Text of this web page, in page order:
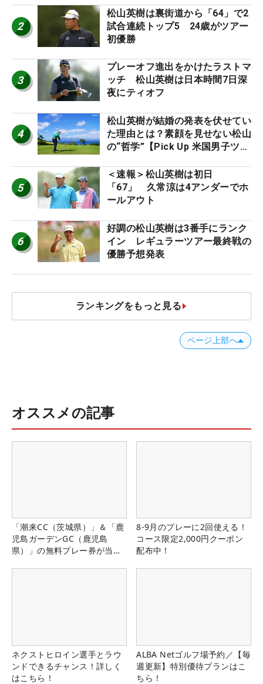
2
松山英樹は裏街道から「64」で2
試合連続トップ5 24歳がツアー
初優勝
3
プレーオフ進出をかけたラストマ
ッチ 松山英樹は日本時間7日深
夜にティオフ
4
松山英樹が結婚の発表を伏せてい
た理由とは？素顔を見せない松山
の“哲学”【Pick Up 米国男子ツア
5
＜速報＞松山英樹は初日
「67」 久常涼は4アンダーでホ
ールアウト
6
好調の松山英樹は3番手にランク
イン レギュラーツアー最終戦の
優勝予想発表
ランキングをもっと見る
ページ上部へ
オススメの記事
「潮来CC（茨城県）」＆「鹿
児島ガーデンGC（鹿児島
県）」の無料プレー券が当た
8-9月のプレーに2回使える！
コース限定2,000円クーポン
配布中！
ネクストヒロイン選手とラウ
ンドできるチャンス！詳しく
はこちら！
ALBA Netゴルフ場予約／【毎
週更新】特別優待プランはこ
ちら！